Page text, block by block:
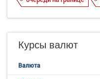
Курсы валют
Валюта